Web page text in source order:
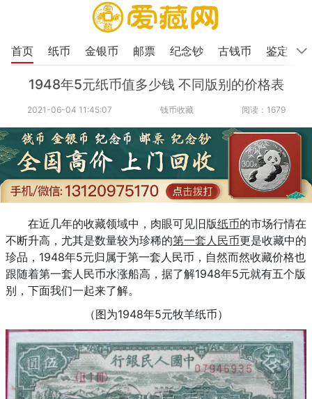
首页 纸币 金银币 邮票 纪念钞 古钱币 鉴定
1948年5元纸币值多少钱 不同版别的价格表
2021-06-04 11:45:07 钱币收藏 阅读：1679
在近几年的收藏领域中，肉眼可见旧版纸币的市场行情在
不断升高，尤其是数量较为珍稀的第一套人民币更是收藏中的
珍品，1948年5元归属于第一套人民币，自然而然收藏价格也
跟随着第一套人民币水涨船高，据了解1948年5元就有五个版
别，下面我们一起来了解。
（图为1948年5元牧羊纸币）